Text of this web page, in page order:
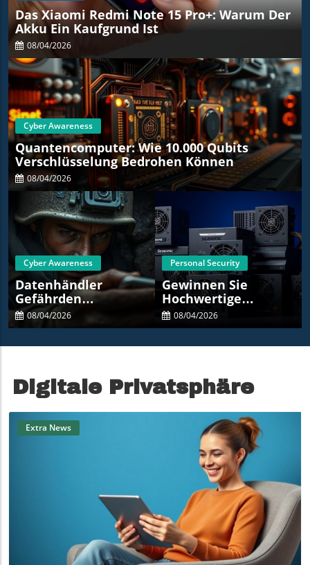
Das Xiaomi Redmi Note 15 Pro+: Warum Der
Akku Ein Kaufgrund Ist
08/04/2026
Cyber Awareness
Quantencomputer: Wie 10.000 Qubits
Verschlüsselung Bedrohen Können
08/04/2026
Cyber Awareness
Datenhändler
Gefährden
Rüstungsunternehmen:
Chancen Und Risiken
08/04/2026
Personal Security
Gewinnen Sie
Hochwertige
Seasonic-Netzteile:
Der Schlüssel Zu
08/04/2026
Digitale Privatsphäre
Blog Image
Extra News